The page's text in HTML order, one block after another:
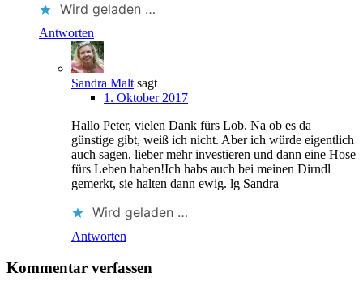
Wird geladen …
Antworten
Sandra Malt sagt
1. Oktober 2017
Hallo Peter, vielen Dank fürs Lob. Na ob es da
günstige gibt, weiß ich nicht. Aber ich würde eigentlich
auch sagen, lieber mehr investieren und dann eine Hose
fürs Leben haben!Ich habs auch bei meinen Dirndl
gemerkt, sie halten dann ewig. lg Sandra
Wird geladen …
Antworten
Kommentar verfassen